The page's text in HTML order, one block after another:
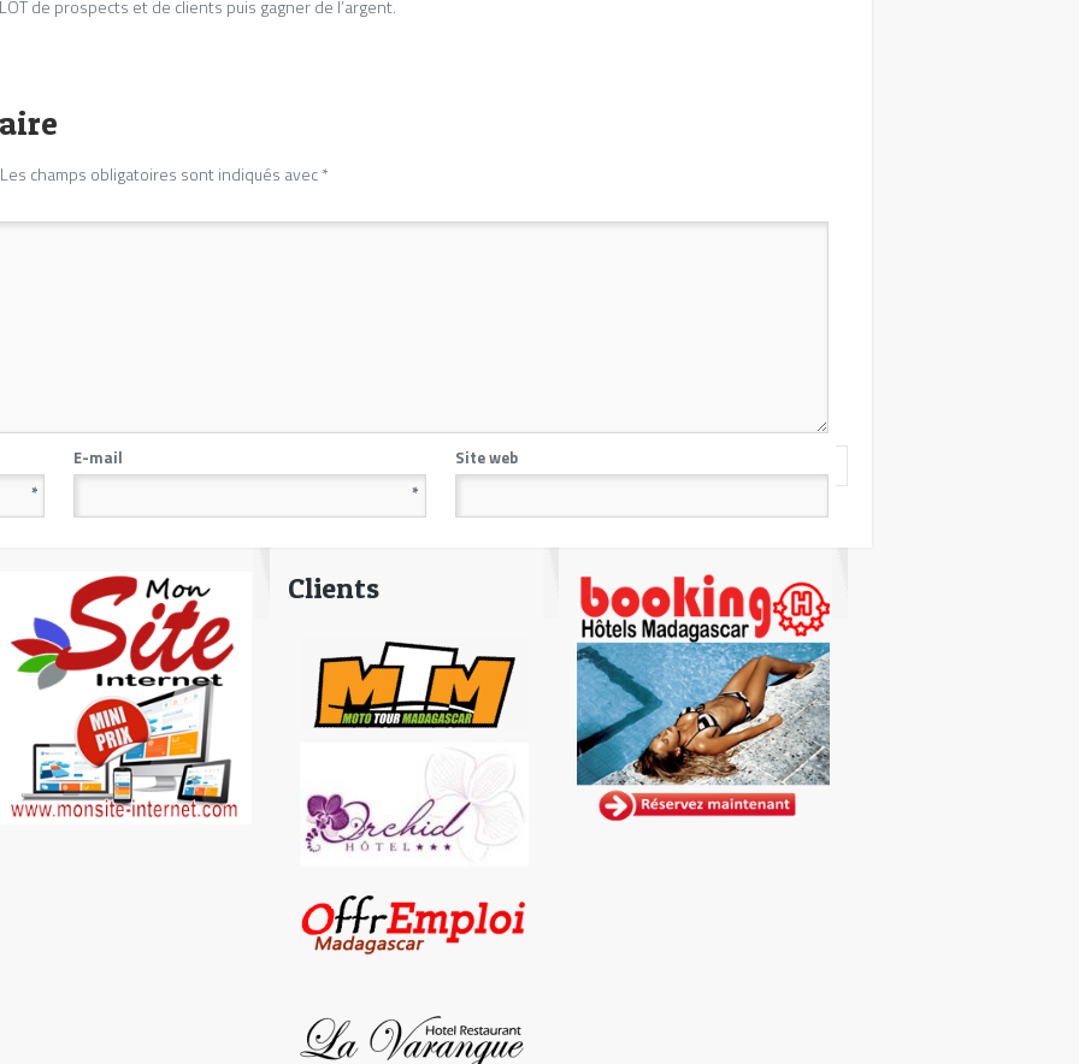
de prospects et de clients puis gagner de l’argent.
Les champs obligatoires sont indiqués avec*
*
E-mail
*
Site web
Clients